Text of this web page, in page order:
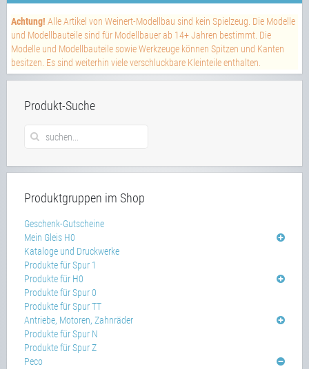
Achtung! Alle Artikel von Weinert-Modellbau sind kein Spielzeug. Die Modelle
und Modellbauteile sind für Modellbauer ab 14+ Jahren bestimmt. Die
Modelle und Modellbauteile sowie Werkzeuge können Spitzen und Kanten
besitzen. Es sind weiterhin viele verschluckbare Kleinteile enthalten.
Produkt-Suche
Produktgruppen im Shop
Geschenk-Gutscheine
Mein Gleis H0
Kataloge und Druckwerke
Produkte für Spur 1
Produkte für H0
Produkte für Spur 0
Produkte für Spur TT
Antriebe, Motoren, Zahnräder
Produkte für Spur N
Produkte für Spur Z
Peco